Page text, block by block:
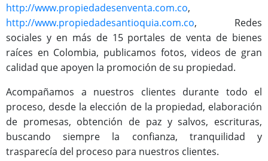
http://www.propiedadesenventa.com.co,
http://www.propiedadesantioquia.com.co, Redes
sociales y en más de 15 portales de venta de bienes
raíces en Colombia, publicamos fotos, videos de gran
calidad que apoyen la promoción de su propiedad.
Acompañamos a nuestros clientes durante todo el
proceso, desde la elección de la propiedad, elaboración
de promesas, obtención de paz y salvos, escrituras,
buscando siempre la confianza, tranquilidad y
trasparecía del proceso para nuestros clientes.